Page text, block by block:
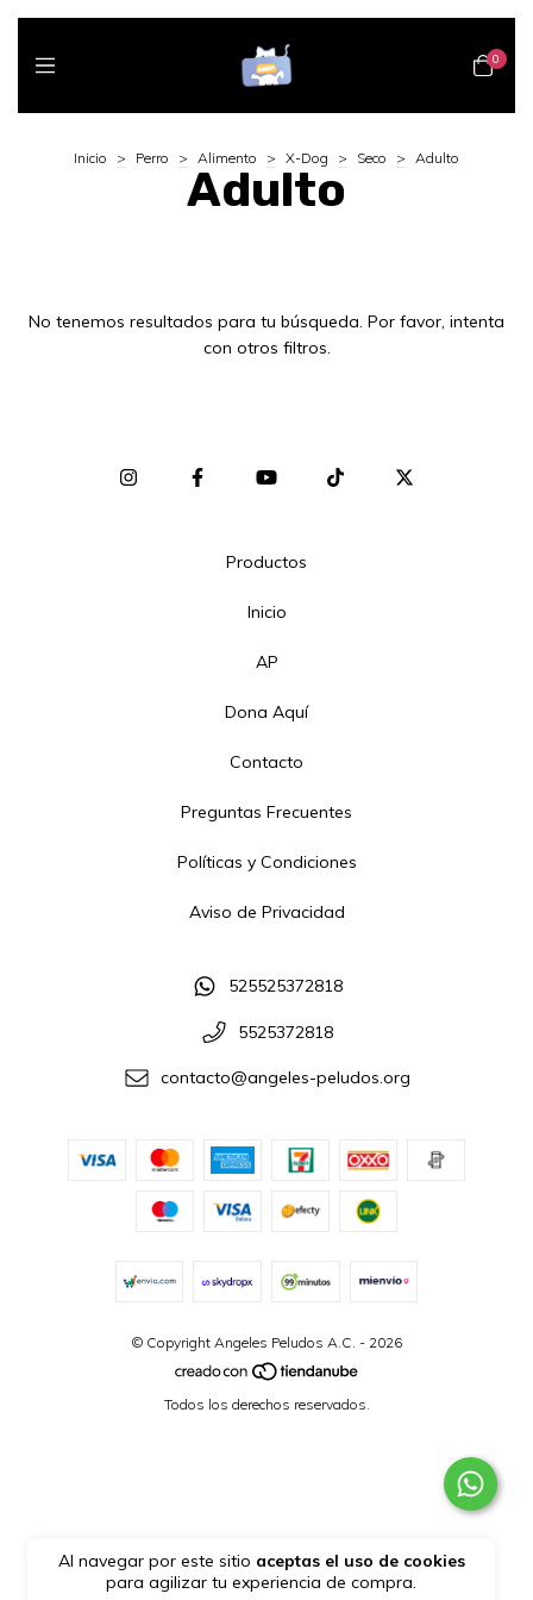
0
Al navegar por este sitio aceptas el uso de cookies
para agilizar tu experiencia de compra.
Inicio > Perro > Alimento > X-Dog > Seco > Adulto
Adulto
No tenemos resultados para tu búsqueda. Por favor, intenta
con otros filtros.
Productos
Inicio
AP
Dona Aquí
Contacto
Preguntas Frecuentes
Políticas y Condiciones
Aviso de Privacidad
525525372818
5525372818
contacto@angeles-peludos.org
© Copyright Angeles Peludos A.C. - 2026
Todos los derechos reservados.